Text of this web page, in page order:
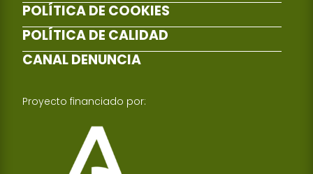
POLÍTICA DE COOKIES
POLÍTICA DE CALIDAD
CANAL DENUNCIA
Proyecto financiado por: